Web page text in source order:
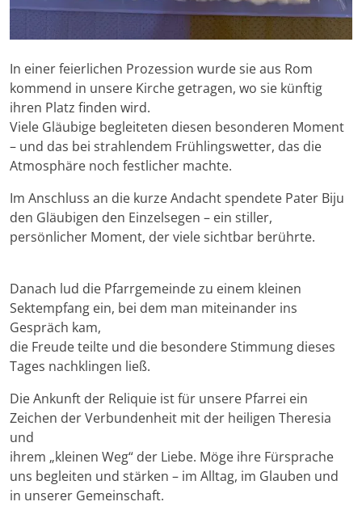
In einer feierlichen Prozession wurde sie aus Rom
kommend in unsere Kirche getragen, wo sie künftig
ihren Platz finden wird.
Viele Gläubige begleiteten diesen besonderen Moment
– und das bei strahlendem Frühlingswetter, das die
Atmosphäre noch festlicher machte.
Im Anschluss an die kurze Andacht spendete Pater Biju
den Gläubigen den Einzelsegen – ein stiller,
persönlicher Moment, der viele sichtbar berührte.
Danach lud die Pfarrgemeinde zu einem kleinen
Sektempfang ein, bei dem man miteinander ins
Gespräch kam,
die Freude teilte und die besondere Stimmung dieses
Tages nachklingen ließ.
Die Ankunft der Reliquie ist für unsere Pfarrei ein
Zeichen der Verbundenheit mit der heiligen Theresia
und
ihrem „kleinen Weg“ der Liebe. Möge ihre Fürsprache
uns begleiten und stärken – im Alltag, im Glauben und
in unserer Gemeinschaft.